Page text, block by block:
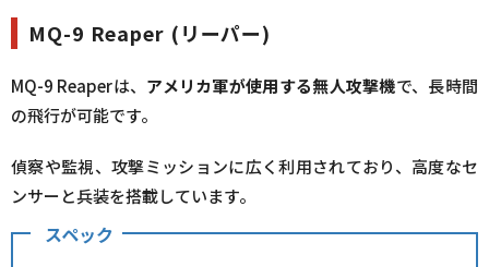
MQ-9 Reaper (リーパー)
MQ-9 Reaperは、 アメリカ軍が使用する無人攻撃機で、長時間
の飛行が可能です。
偵察や監視、攻撃ミッションに広く利用されており、高度なセ
ンサーと兵装を搭載しています。
スペック